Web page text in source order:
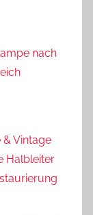
nach
Vintage
Halbleiter